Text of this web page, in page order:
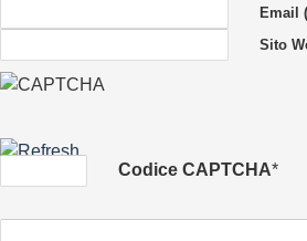
Email
Sito
Codice CAPTCHA*